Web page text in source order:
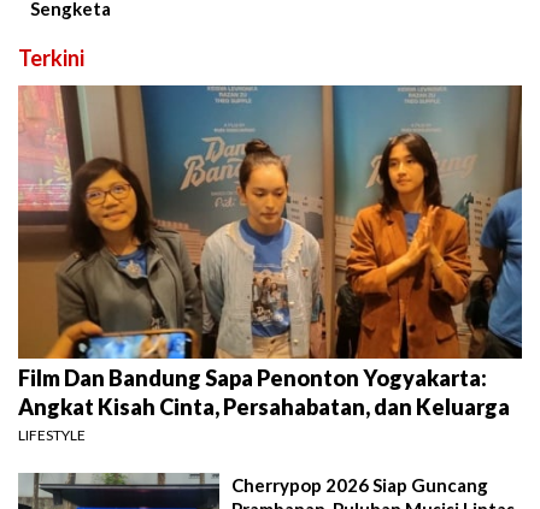
Sengketa
Terkini
Film Dan Bandung Sapa Penonton Yogyakarta:
Angkat Kisah Cinta, Persahabatan, dan Keluarga
LIFESTYLE
Cherrypop 2026 Siap Guncang